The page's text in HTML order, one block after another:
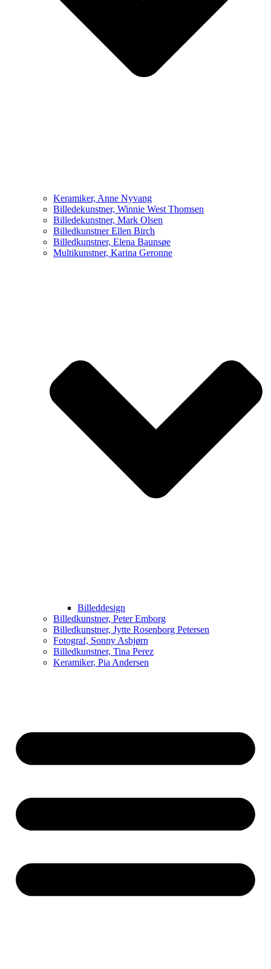
Keramiker, Anne Nyvang
Billedekunstner, Winnie West Thomsen
Billedekunstner, Mark Olsen
Billedkunstner Ellen Birch
Billedkunstner, Elena Baunsøe
Multikunstner, Karina Geronne
Billeddesign
Billedkunstner, Peter Emborg
Billedkunstner, Jytte Rosenborg Petersen
Fotograf, Sonny Asbjørn
Billedkunstner, Tina Perez
Keramiker, Pia Andersen